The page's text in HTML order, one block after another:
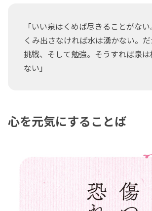
「いい泉はくめば尽きることがない
くみ出さなければ水は湧かない。
挑戦、そして勉強。そうすれば泉
ない」
心を元気にすることば